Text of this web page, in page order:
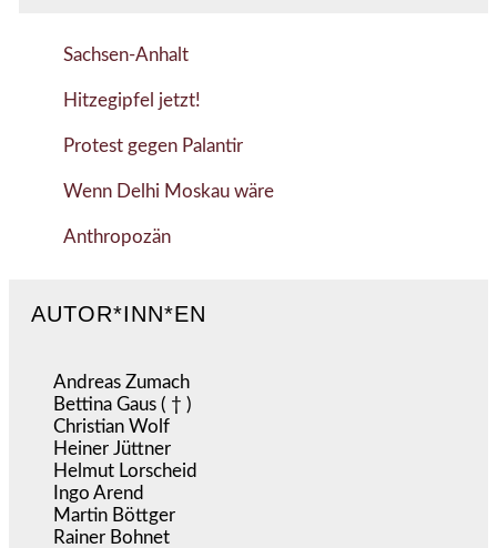
Sachsen-Anhalt
Hitzegipfel jetzt!
Protest gegen Palantir
Wenn Delhi Moskau wäre
Anthropozän
AUTOR*INN*EN
Andreas Zumach
Bettina Gaus ( † )
Christian Wolf
Heiner Jüttner
Helmut Lorscheid
Ingo Arend
Martin Böttger
Rainer Bohnet